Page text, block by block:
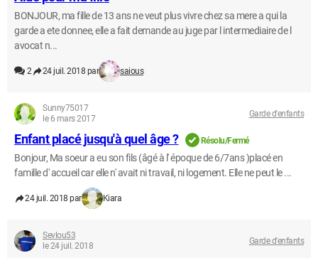
BONJOUR, ma fille de 13 ans ne veut plus vivre chez sa mere a qui la
garde a ete donnee, elle a fait demande au juge par l intermediaire de l
avocat n...
2 24 juil. 2018 par saious
Sunny75017
le 6 mars 2017
Garde d'enfants
Enfant placé jusqu'à quel âge ? Résolu/Fermé
Bonjour, Ma soeur a eu son fils (âgé à l' époque de 6/7ans )placé en
famille d' accueil car elle n' avait ni travail, ni logement. Elle ne peut le ...
24 juil. 2018 par Kiara
Sevlou53
le 24 juil. 2018
Garde d'enfants